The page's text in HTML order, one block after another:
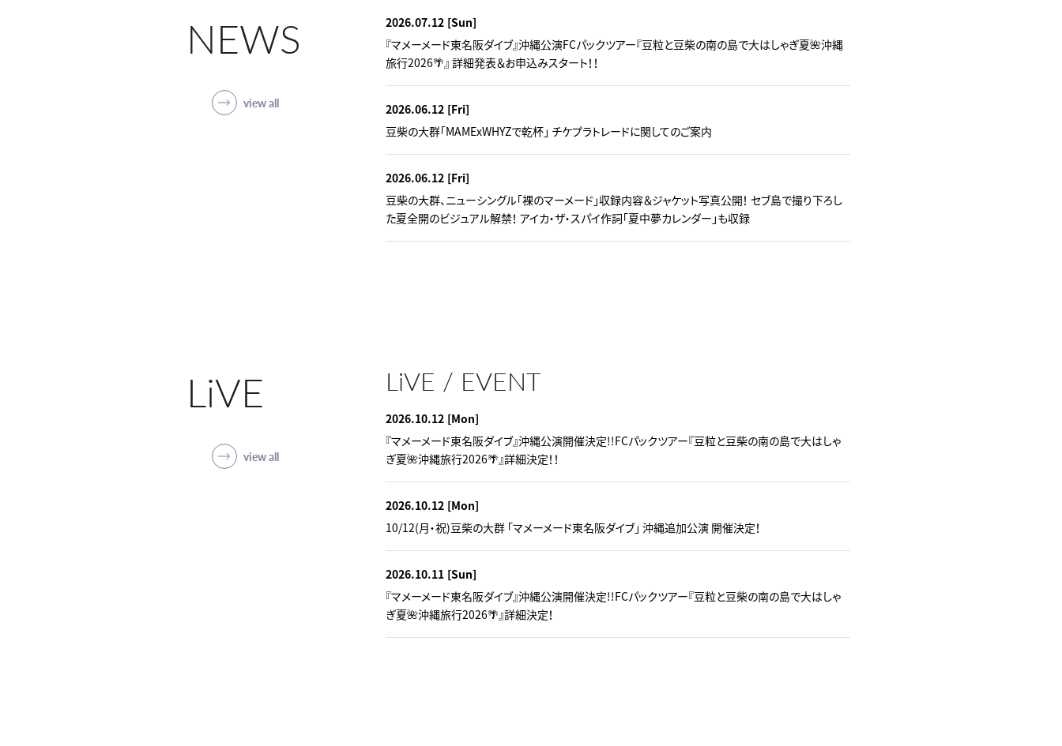
NEWS
view all
2026.07.12 [Sun]
『マメーメード東名阪ダイブ』沖縄公演FCパックツアー『豆粒と豆柴の南の島で大はしゃぎ夏🌺沖縄
旅行2026🌴』 詳細発表＆お申込みスタート！！
2026.06.12 [Fri]
豆柴の大群「MAMExWHYZで乾杯」 チケプラトレードに関してのご案内
2026.06.12 [Fri]
豆柴の大群、ニューシングル「裸のマーメード」収録内容＆ジャケット写真公開！ セブ島で撮り下ろし
た夏全開のビジュアル解禁！ アイカ・ザ・スパイ作詞「夏中夢カレンダー」も収録
LiVE
view all
LiVE / EVENT
2026.10.12 [Mon]
『マメーメード東名阪ダイブ』沖縄公演開催決定!!FCパックツアー『豆粒と豆柴の南の島で大はしゃ
ぎ夏🌺沖縄旅行2026🌴』詳細決定！！
2026.10.12 [Mon]
10/12(月・祝)豆柴の大群 「マメーメード東名阪ダイブ」 沖縄追加公演 開催決定！
2026.10.11 [Sun]
『マメーメード東名阪ダイブ』沖縄公演開催決定!!FCパックツアー『豆粒と豆柴の南の島で大はしゃ
ぎ夏🌺沖縄旅行2026🌴』詳細決定！